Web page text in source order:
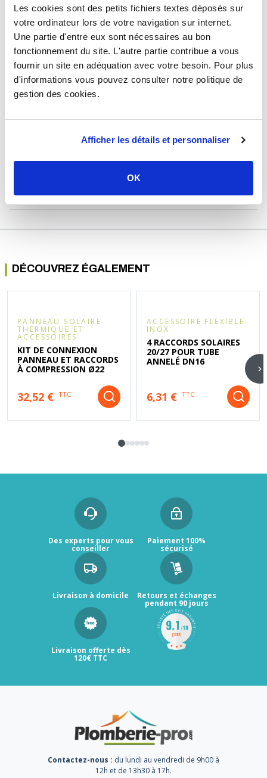
Les cookies sont des petits fichiers textes déposés sur
votre ordinateur lors de votre navigation sur internet.
Une partie d'entre eux sont nécessaires au bon
fonctionnement du site. L'autre partie contribue a vous
fournir un site en adéquation avec votre besoin. Pour plus
d'informations vous pouvez consulter notre politique de
gestion des cookies.
Afficher les détails et personnaliser
OK
DÉTAILS TECHNIQUES
Type de produit Raccord à sertir
Usage Solaire
Matière
6 bars
2 ans
Référence z2035a
DÉCOUVREZ ÉGALEMENT
PANNEAU SOLAIRE
THERMIQUE ET
ACCESSOIRES
KIT DE CONNEXION
PANNEAU ET RACCORDS
À COMPRESSION Ø22
32,52 € TTC
ACCESSOIRE FLEXIBLE
INOX
4 RACCORDS SOLAIRES
20/27 POUR TUBE
ANNELÉ DN16
6,31 € TTC
Des experts pour vous
conseiller
Paiement 100%
sécurisé
Livraison à domicile Retours et échanges
pendant 90 jours
Livraison offerte dès
120€ TTC
Contactez-nous : du lundi au vendredi de 9h00 à
12h et de 13h30 à 17h.